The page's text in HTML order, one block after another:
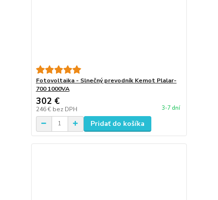
Fotovoltaika - Slnečný prevodník Kemot Plalar-
700 1000VA
302 €
246 € bez DPH 3-7 dní
Pridať do košíka